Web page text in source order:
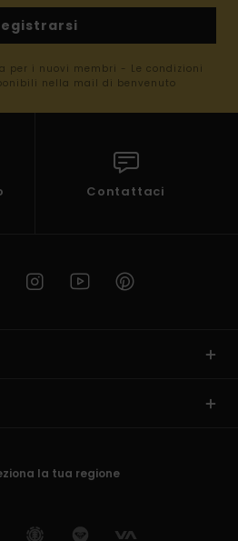
per i nuovi membri - Le condizioni
nella mail di benvenuto
Contattaci
la tua regione